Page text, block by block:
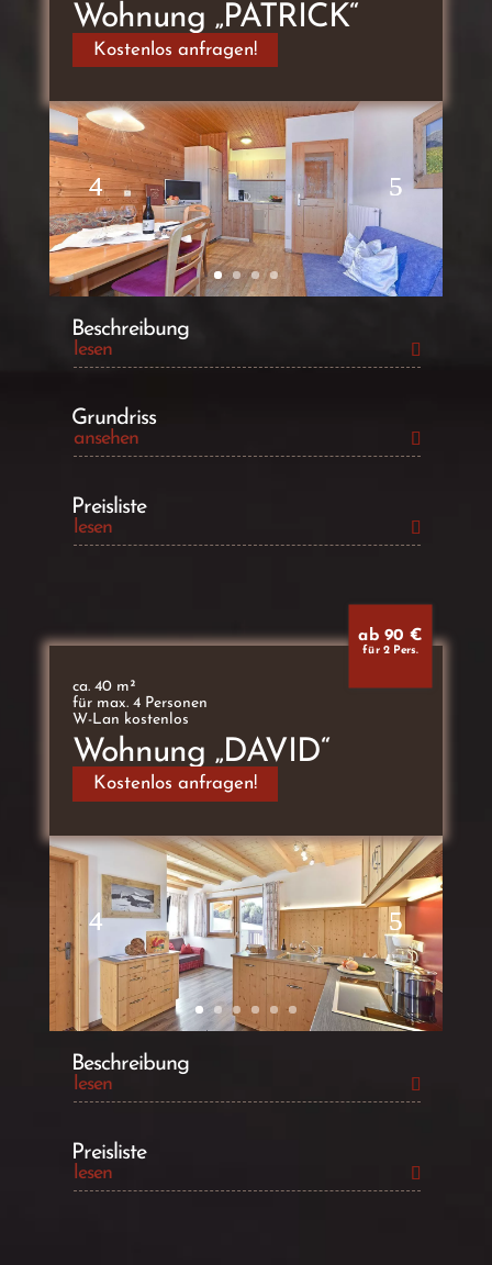
Wohnung „PATRICK“
Kostenlos anfragen!
Beschreibung
lesen
Grundriss
ansehen
Preisliste
lesen
ab 90 €
für 2 Pers.
ca. 40 m²
für max. 4 Personen
W-Lan kostenlos
Wohnung „DAVID“
Kostenlos anfragen!
Beschreibung
lesen
Preisliste
lesen